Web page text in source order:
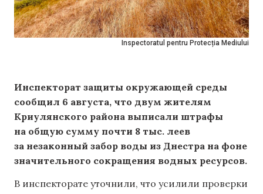
Inspectoratul pentru Protecția Mediului
Инспекторат защиты окружающей среды
сообщил 6 августа, что двум жителям
Криулянского района выписали штрафы
на общую сумму почти 8 тыс. леев
за незаконный забор воды из Днестра на фоне
значительного сокращения водных ресурсов.
В инспекторате уточнили, что усилили проверки